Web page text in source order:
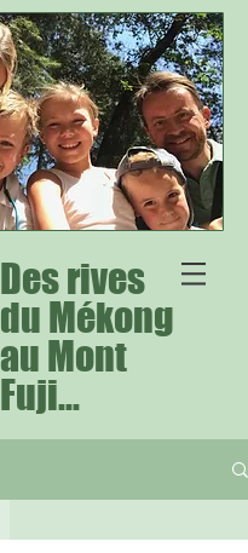
Des rives
du Mékong
au Mont
Fuji...